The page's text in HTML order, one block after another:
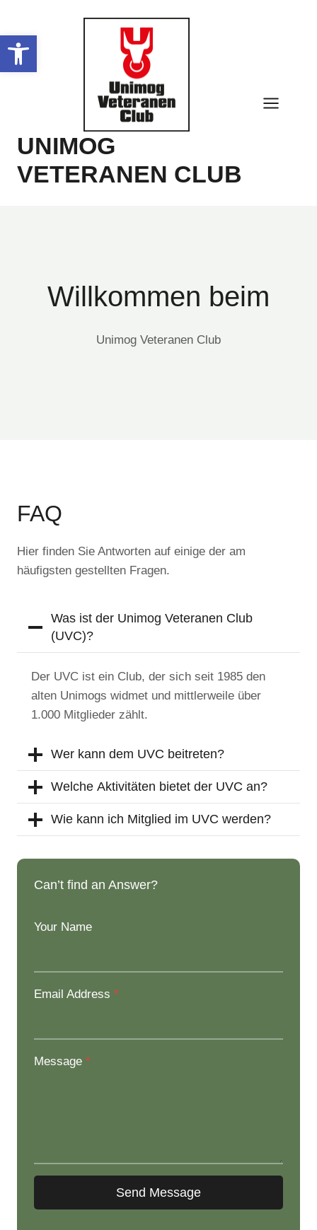
Werkzeugleiste öffnen
springen
UNIMOG
VETERANEN CLUB
Willkommen beim
Unimog Veteranen Club
FAQ
Hier finden Sie Antworten auf einige der am
häufigsten gestellten Fragen.
Was ist der Unimog Veteranen Club
(UVC)?
Der UVC ist ein Club, der sich seit 1985 den
alten Unimogs widmet und mittlerweile über
1.000 Mitglieder zählt.
Wer kann dem UVC beitreten?
Welche Aktivitäten bietet der UVC an?
Wie kann ich Mitglied im UVC werden?
Can’t find an Answer?
Your Name
Email Address *
Message *
Send Message